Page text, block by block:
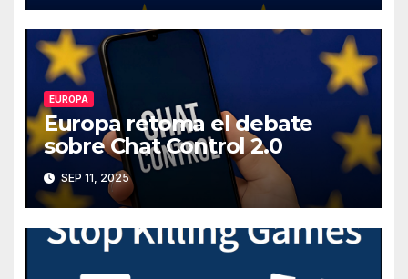
EUROPA
Europa retoma el debate
sobre Chat Control 2.0
SEP 11, 2025